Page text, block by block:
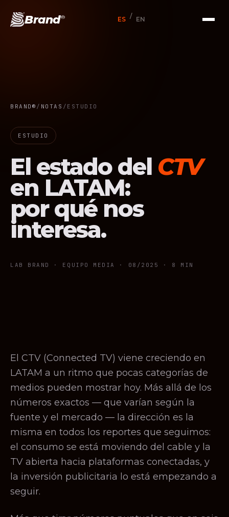
Brand® ES / EN
BRAND® / NOTAS / ESTUDIO
ESTUDIO
El estado del CTV
en LATAM:
por qué nos
interesa.
LAB BRAND · EQUIPO MEDIA · 08/2025 · 8 MIN
El CTV (Connected TV) viene creciendo en
LATAM a un ritmo que pocas categorías de
medios pueden mostrar hoy. Más allá de los
números exactos — que varían según la
fuente y el mercado — la dirección es la
misma en todos los reportes que seguimos:
el consumo se está moviendo del cable y la
TV abierta hacia plataformas conectadas, y
la inversión publicitaria lo está empezando a
seguir.